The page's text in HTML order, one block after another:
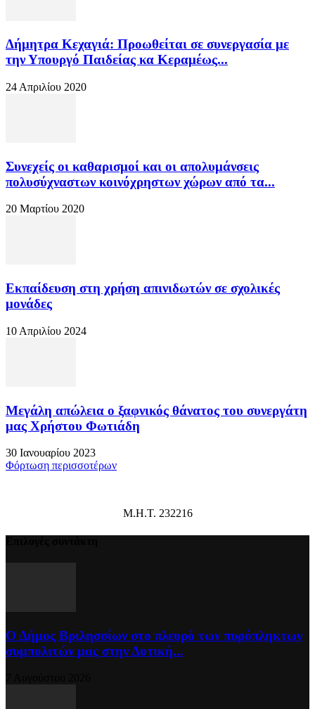
Δήμητρα Κεχαγιά: Προωθείται σε συνεργασία με
την Υπουργό Παιδείας κα Κεραμέως...
24 Απριλίου 2020
Συνεχείς οι καθαρισμοί και οι απολυμάνσεις
πολυσύχναστων κοινόχρηστων χώρων από τα...
20 Μαρτίου 2020
Εκπαίδευση στη χρήση απινιδωτών σε σχολικές
μονάδες
10 Απριλίου 2024
Μεγάλη απώλεια ο ξαφνικός θάνατος του συνεργάτη
μας Χρήστου Φωτιάδη
30 Ιανουαρίου 2023
Φόρτωση περισσοτέρων
Μ.Η.Τ. 232216
Ο Δήμος Βριλησσίων στο πλευρό των πυρόπληκτων
συμπολιτών μας στην Δυτική...